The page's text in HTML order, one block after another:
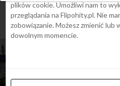
All posts tagged
plików cookie. Umożliwi nam to
przeglądania na Flipohity.pl. Nie
zobowiązanie. Możesz zmienić lub
dowolnym momencie.